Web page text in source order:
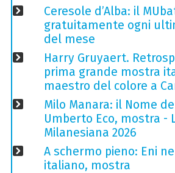
Ceresole d’Alba: il
gratuitamente ogni
del mese
Harry Gruyaert.
prima grande mostra
maestro del colore a
Milo Manara: il Nome
Umberto Eco, mostra -
Milanesiana 2026
A schermo pieno: Eni
italiano, mostra